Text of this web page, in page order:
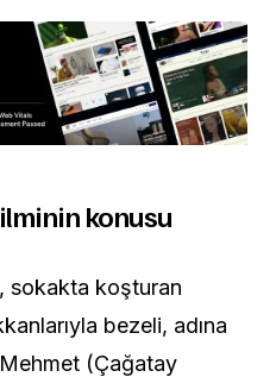
konusu
sokakta koşturan
bezeli, adına
(Çağatay